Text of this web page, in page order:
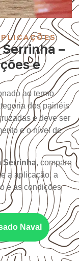
–
e
ao termo
dos painéis
e deve ser
e o nível de
Serrinha, compare
a aplicação, a
e as condições
Naval